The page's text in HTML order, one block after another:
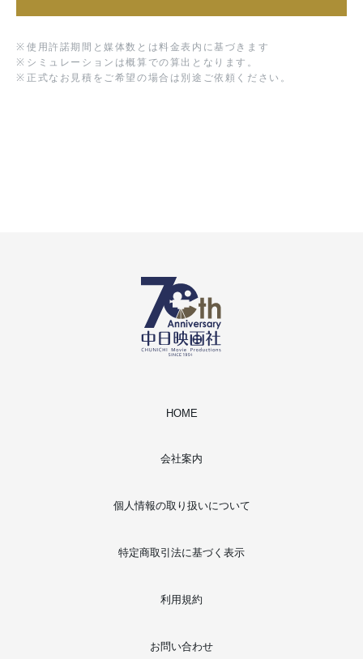
※ 使用許諾期間と媒体数とは料金表内に基づきます
※ シミュレーションは概算での算出となります。
※ 正式なお見積をご希望の場合は別途ご依頼ください。
HOME
会社案内
個人情報の取り扱いについて
特定商取引法に基づく表示
利用規約
お問い合わせ